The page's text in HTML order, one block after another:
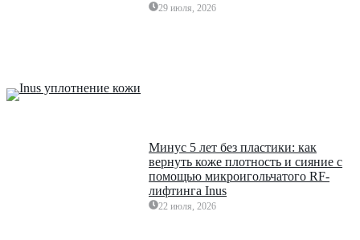
29 июля, 2026
Минус 5 лет без пластики: как
вернуть коже плотность и сияние с
помощью микроигольчатого RF-
лифтинга Inus
22 июля, 2026